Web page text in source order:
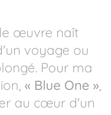
œuvre naît
voyage ou
Pour ma
« Blue One »,
au cœur d'un